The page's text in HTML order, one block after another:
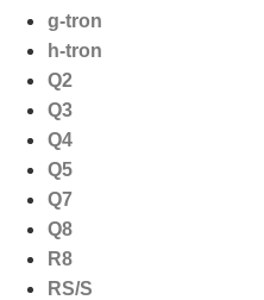
g-tron
h-tron
Q2
Q3
Q4
Q5
Q7
Q8
R8
RS/S